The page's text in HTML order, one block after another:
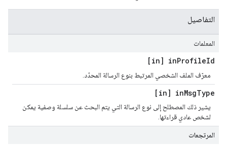
التفاصيل
المعلمات
[in] inProfileId
معرّف الملف الشخصي المرتبط بنوع الرسالة المحدّد.
[in] inMsgType
يشير ذلك المصطلح إلى نوع الرسالة التي يتم البحث عن سلسلة وصفية يمكن
لشخص عادي قراءتها.
المرتجعات